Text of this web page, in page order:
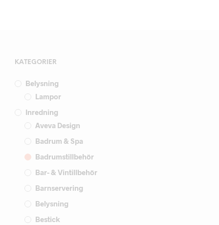
KATEGORIER
Belysning
Lampor
Inredning
Aveva Design
Badrum & Spa
Badrumstillbehör
Bar- & Vintillbehör
Barnservering
Belysning
Bestick